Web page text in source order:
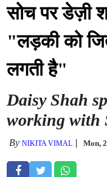
सोच पर डेज़ी
"लड़की को
लगती है"
Daisy Shah
working with
ByNIKITA VIMAL Mon,